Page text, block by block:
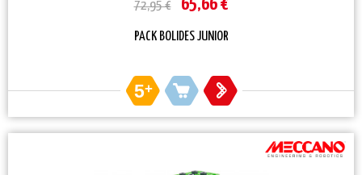
72,95 € 65,66 €
PACK BOLIDES JUNIOR
5+